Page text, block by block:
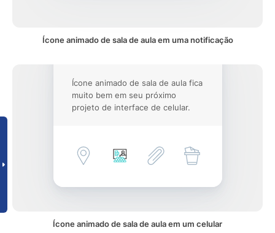
Ícone animado de sala de aula em uma notificação
Ícone animado de sala de aula fica
muito bem em seu próximo
projeto de interface de celular.
Ícone animado de sala de aula em um celular